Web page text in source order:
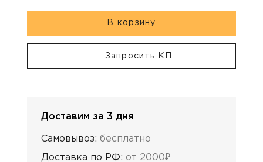
В корзину
Запросить КП
Доставим за 3 дня
Самовывоз: бесплатно
Доставка по РФ: от 2000₽